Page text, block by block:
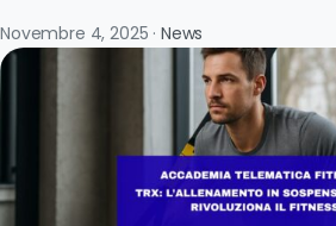
Novembre 4, 2025 · News